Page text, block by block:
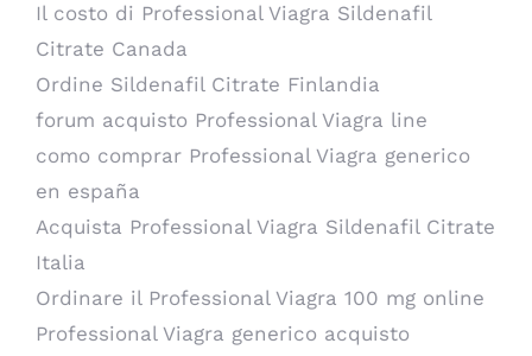
Il costo di Professional Viagra Sildenafil
Citrate Canada
Ordine Sildenafil Citrate Finlandia
forum acquisto Professional Viagra line
como comprar Professional Viagra generico
en españa
Acquista Professional Viagra Sildenafil Citrate
Italia
Ordinare il Professional Viagra 100 mg online
Professional Viagra generico acquisto